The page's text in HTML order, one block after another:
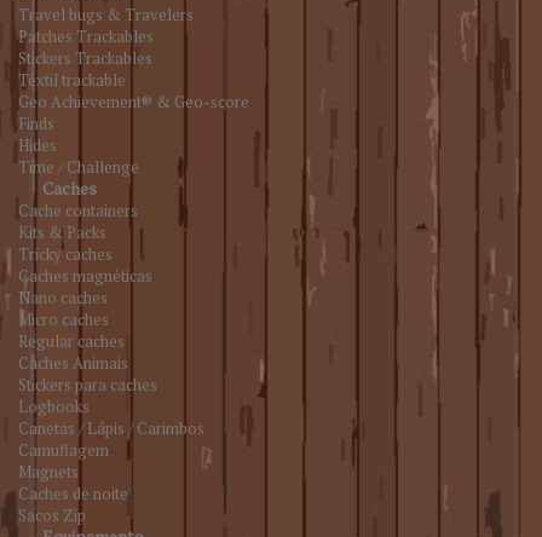
Travel bugs & Travelers
Patches Trackables
Stickers Trackables
Têxtil trackable
Geo Achievement® & Geo-score
Finds
Hides
Time / Challenge
Caches
Cache containers
Kits & Packs
Tricky caches
Caches magnéticas
Nano caches
Micro caches
Regular caches
Caches Animais
Stickers para caches
Logbooks
Canetas / Lápis / Carimbos
Camuflagem
Magnets
Caches de noite
Sacos Zip